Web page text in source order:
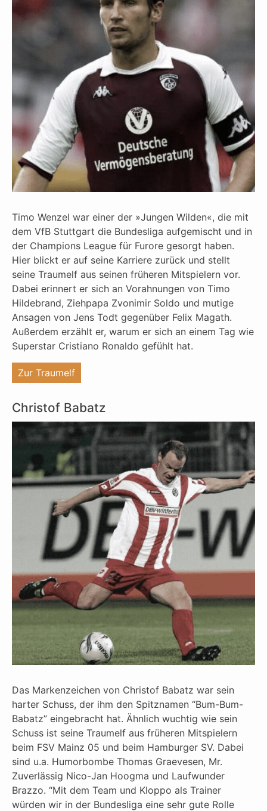
Timo Wenzel war einer der »Jungen Wilden«, die mit
dem VfB Stuttgart die Bundesliga aufgemischt und in
der Champions League für Furore gesorgt haben.
Hier blickt er auf seine Karriere zurück und stellt
seine Traumelf aus seinen früheren Mitspielern vor.
Dabei erinnert er sich an Vorahnungen von Timo
Hildebrand, Ziehpapa Zvonimir Soldo und mutige
Ansagen von Jens Todt gegenüber Felix Magath.
Außerdem erzählt er, warum er sich an einem Tag wie
Superstar Cristiano Ronaldo gefühlt hat.
Zur Traumelf"%s"
Christof Babatz
Das Markenzeichen von Christof Babatz war sein
harter Schuss, der ihm den Spitznamen “Bum-Bum-
Babatz” eingebracht hat. Ähnlich wuchtig wie sein
Schuss ist seine Traumelf aus früheren Mitspielern
beim FSV Mainz 05 und beim Hamburger SV. Dabei
sind u.a. Humorbombe Thomas Graevesen, Mr.
Zuverlässig Nico-Jan Hoogma und Laufwunder
Brazzo. “Mit dem Team und Kloppo als Trainer
würden wir in der Bundesliga eine sehr gute Rolle